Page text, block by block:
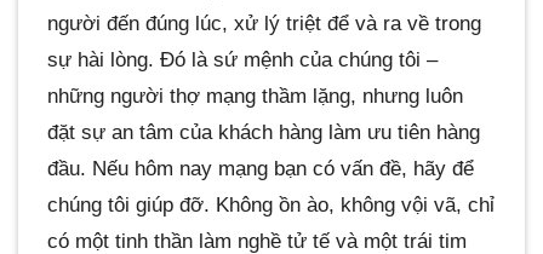
người đến đúng lúc, xử lý triệt để và ra về trong
sự hài lòng. Đó là sứ mệnh của chúng tôi –
những người thợ mạng thầm lặng, nhưng luôn
đặt sự an tâm của khách hàng làm ưu tiên hàng
đầu. Nếu hôm nay mạng bạn có vấn đề, hãy để
chúng tôi giúp đỡ. Không ồn ào, không vội vã, chỉ
có một tinh thần làm nghề tử tế và một trái tim